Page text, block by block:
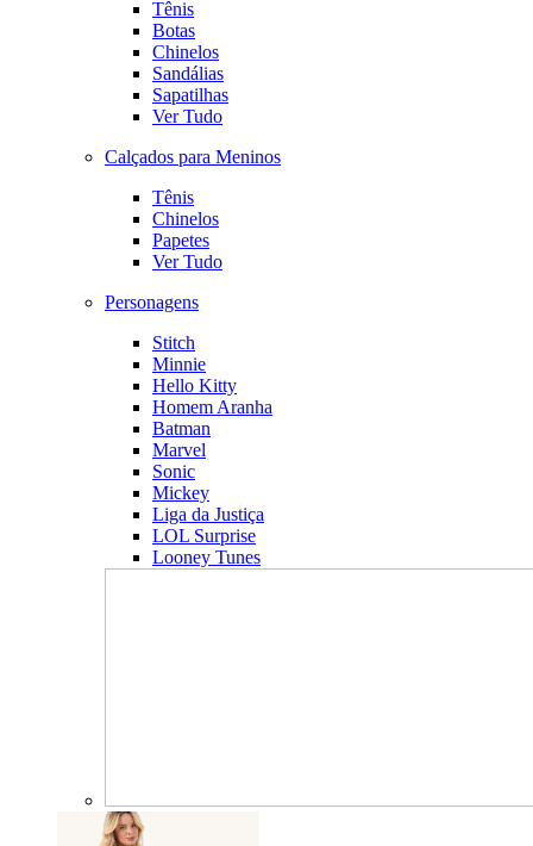
Tênis
Botas
Chinelos
Sandálias
Sapatilhas
Ver Tudo
Calçados para Meninos
Tênis
Chinelos
Papetes
Ver Tudo
Personagens
Stitch
Minnie
Hello Kitty
Homem Aranha
Batman
Marvel
Sonic
Mickey
Liga da Justiça
LOL Surprise
Looney Tunes